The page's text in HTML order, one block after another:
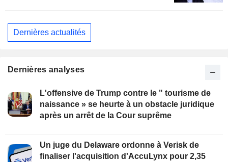
Dernières actualités
Dernières analyses
L'offensive de Trump contre le " tourisme de
naissance » se heurte à un obstacle juridique
après un arrêt de la Cour suprême
Un juge du Delaware ordonne à Verisk de
finaliser l'acquisition d'AccuLynx pour 2,35